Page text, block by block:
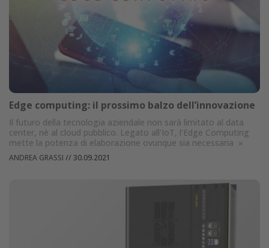
Edge computing: il prossimo balzo dell’innovazione
Il futuro della tecnologia aziendale non sarà limitato al data
center, nè al cloud pubblico. Legato all'IoT, l'Edge Computing
mette la potenza di elaborazione ovunque sia necessaria »
ANDREA GRASSI // 30.09.2021